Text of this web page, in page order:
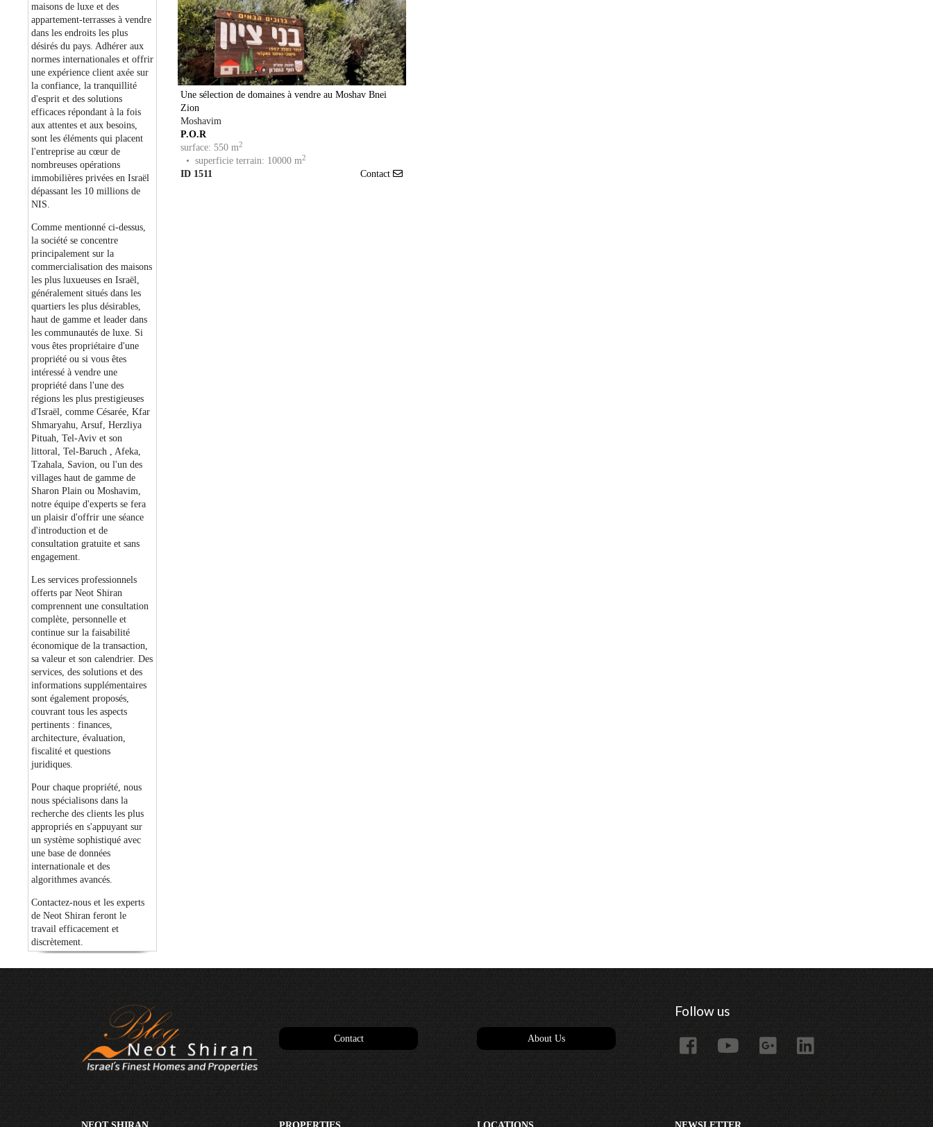
maisons de luxe et des
appartement-terrasses à vendre
dans les endroits les plus
désirés du pays. Adhérer aux
normes internationales et offrir
une expérience client axée sur
la confiance, la tranquillité
d'esprit et des solutions
efficaces répondant à la fois
aux attentes et aux besoins,
sont les éléments qui placent
l'entreprise au cœur de
nombreuses opérations
immobilières privées en Israël
dépassant les 10 millions de
NIS.
Comme mentionné ci-dessus,
la société se concentre
principalement sur la
commercialisation des maisons
les plus luxueuses en Israël,
généralement situés dans les
quartiers les plus désirables,
haut de gamme et leader dans
les communautés de luxe. Si
vous êtes propriétaire d'une
propriété ou si vous êtes
intéressé à vendre une
propriété dans l'une des
régions les plus prestigieuses
d'Israël, comme Césarée, Kfar
Shmaryahu, Arsuf, Herzliya
Pituah, Tel-Aviv et son
littoral, Tel-Baruch , Afeka,
Tzahala, Savion, ou l'un des
villages haut de gamme de
Sharon Plain ou Moshavim,
notre équipe d'experts se fera
un plaisir d'offrir une séance
d'introduction et de
consultation gratuite et sans
engagement.
Les services professionnels
offerts par Neot Shiran
comprennent une consultation
complète, personnelle et
continue sur la faisabilité
économique de la transaction,
sa valeur et son calendrier. Des
services, des solutions et des
informations supplémentaires
sont également proposés,
couvrant tous les aspects
pertinents : finances,
architecture, évaluation,
fiscalité et questions
juridiques.
Pour chaque propriété, nous
nous spécialisons dans la
recherche des clients les plus
appropriés en s'appuyant sur
un système sophistiqué avec
une base de données
internationale et des
algorithmes avancés.
Contactez-nous et les experts
de Neot Shiran feront le
travail efficacement et
discrètement.
Une sélection de domaines à vendre au Moshav Bnei
Zion
Moshavim
P.O.R
surface: 550 m2
• superficie terrain: 10000 m2
ID 1511 Contact
Contact About Us
Follow us